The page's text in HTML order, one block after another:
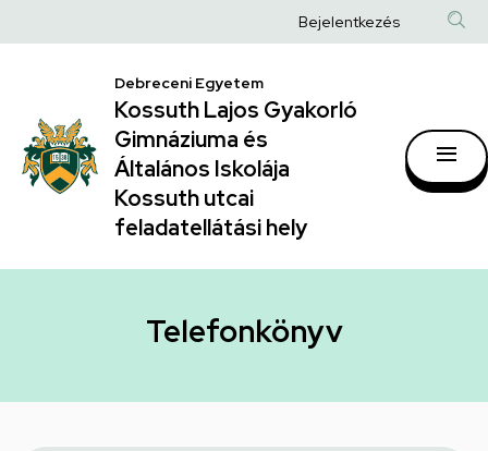
|
Kossuth
Lajos
Gyakorló
Gimnáziuma
Általános
a
Anonim
fiók
Bejelentkezés
Debreceni Egyetem
Kossuth Lajos Gyakorló
Gimnáziuma és
Általános Iskolája
Kossuth utcai
feladatellátási hely
Telefonkönyv